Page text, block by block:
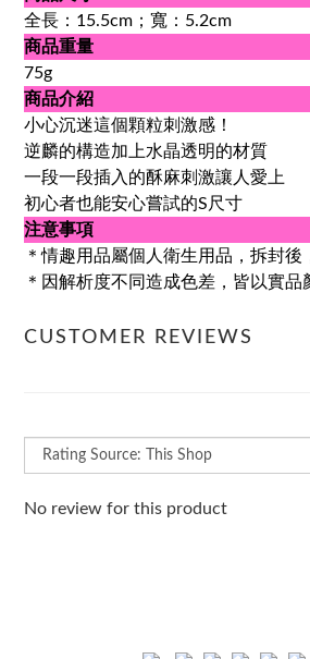
全長：15.5cm；寬：5.2cm
商品重量
75g
商品介紹
小心沉迷這個顆粒刺激感！
逆麟的構造加上水晶透明的材質
一段一段插入的酥麻刺激讓人愛上
初心者也能安心嘗試的S尺寸
注意事項
＊情趣用品屬個人衛生用品，拆封後
＊因解析度不同造成色差，皆以實品
CUSTOMER REVIEWS
No review for this product